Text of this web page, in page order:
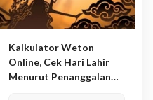
Kalkulator Weton
Online, Cek Hari Lahir
Menurut Penanggalan